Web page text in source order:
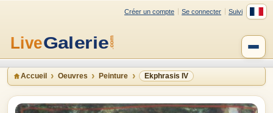
Créer un compte Se connecter Suivi
Accueil Oeuvres Peinture Ekphrasis IV